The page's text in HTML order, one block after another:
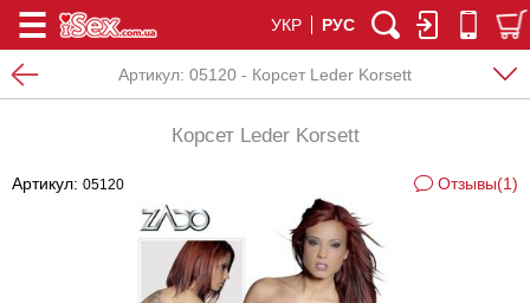
УКР РУС
Артикул: 05120 - Корсет Leder Korsett
Корсет Leder Korsett
Артикул: 05120 Отзывы(1)